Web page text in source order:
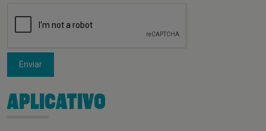
Enviar
APLICATIVO